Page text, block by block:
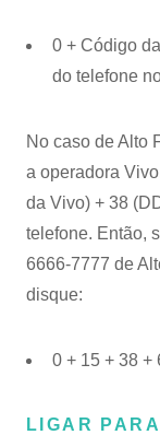
0 + Código
do telefone
No caso de Alto
a operadora
da Vivo) + 38
telefone. Então,
6666-7777 de
disque:
0 + 15 + 38 +
LIGAR